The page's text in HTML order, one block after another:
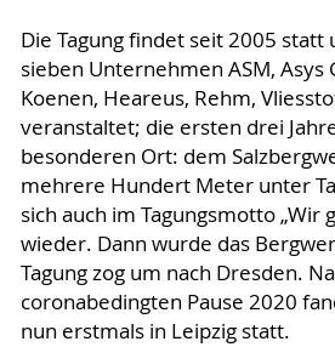
Die Tagung findet seit 2005 statt
sieben Unternehmen ASM, Asys
Koenen, Heareus, Rehm,
veranstaltet; die ersten drei
besonderen Ort: dem
mehrere Hundert Meter unter
sich auch im Tagungsmotto „Wir
wieder. Dann wurde das
Tagung zog um nach Dresden.
coronabedingten Pause 2020
nun erstmals in Leipzig statt.